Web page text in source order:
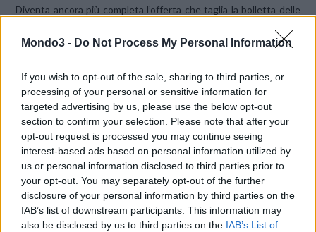
Mondo3 - Do Not Process My Personal Information
If you wish to opt-out of the sale, sharing to third parties, or
processing of your personal or sensitive information for
targeted advertising by us, please use the below opt-out
section to confirm your selection. Please note that after your
opt-out request is processed you may continue seeing
interest-based ads based on personal information utilized by
us or personal information disclosed to third parties prior to
your opt-out. You may separately opt-out of the further
disclosure of your personal information by third parties on the
IAB’s list of downstream participants. This information may
also be disclosed by us to third parties on the IAB’s List of
Diventa ancora più completa l’offerta che taglia la bolletta delle
arricchire « Casa3» con un nuovo Smartphone Huawei P8 Lite
euro). Aggiungendo 10 euro al mese si può abbinare a «Casa3»
uniPhone 5s16GB (anticipo di 60 euro). «Casa3» prevede la
possibilità di navigare da casa con i router Wi-Fi di «3», fino a 1GB
di giorno e senza limiti di notte, a 10 euro al mese. In mobilità,
consente di avere fino a 3 SIM ricaricabili «Casa3» con 400
minuti, 400 SMS e 4GB di Internet al costo di 5 euro, oppure
minuti e SMS illimitati e 4 GB di Internet a 10 euro al mese.
Ricarica Automatica